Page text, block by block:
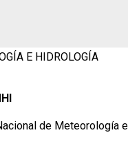
E HIDROLOGÍA
de Meteorología e